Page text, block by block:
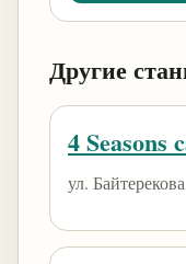
Другие
4 Seasons
ул.